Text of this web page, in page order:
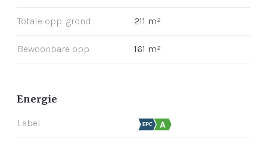
Totale opp. grond 211 m²
Bewoonbare opp. 161 m²
Energie
Label